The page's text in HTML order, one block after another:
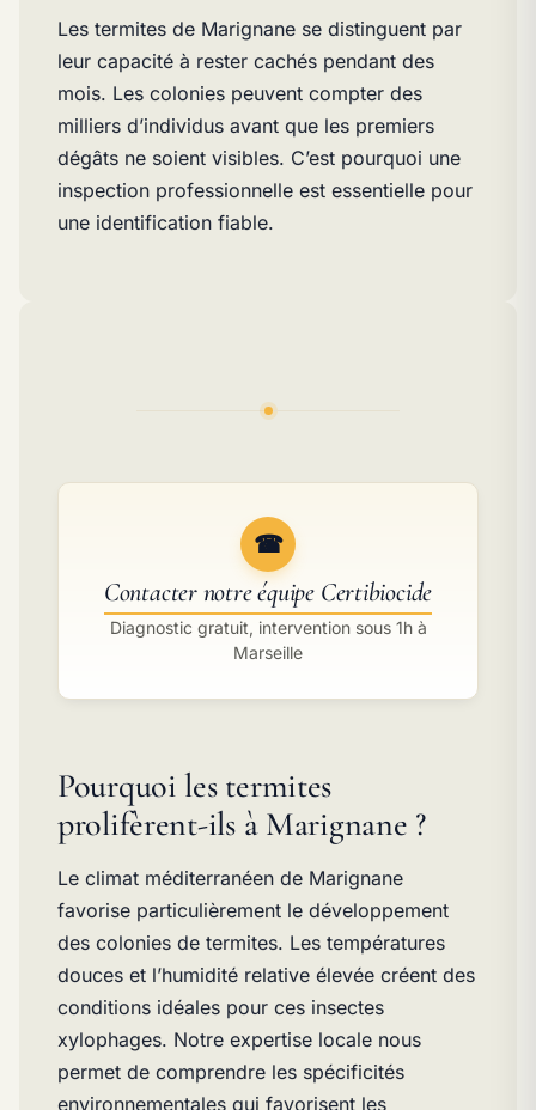
Les termites de Marignane se distinguent par
leur capacité à rester cachés pendant des
mois. Les colonies peuvent compter des
milliers d’individus avant que les premiers
dégâts ne soient visibles. C’est pourquoi une
inspection professionnelle est essentielle pour
une identification fiable.
☎
Contacter notre équipe Certibiocide
Diagnostic gratuit, intervention sous 1h à
Marseille
Pourquoi les termites
prolifèrent-ils à Marignane ?
Le climat méditerranéen de Marignane
favorise particulièrement le développement
des colonies de termites. Les températures
douces et l’humidité relative élevée créent des
conditions idéales pour ces insectes
xylophages. Notre expertise locale nous
permet de comprendre les spécificités
environnementales qui favorisent les